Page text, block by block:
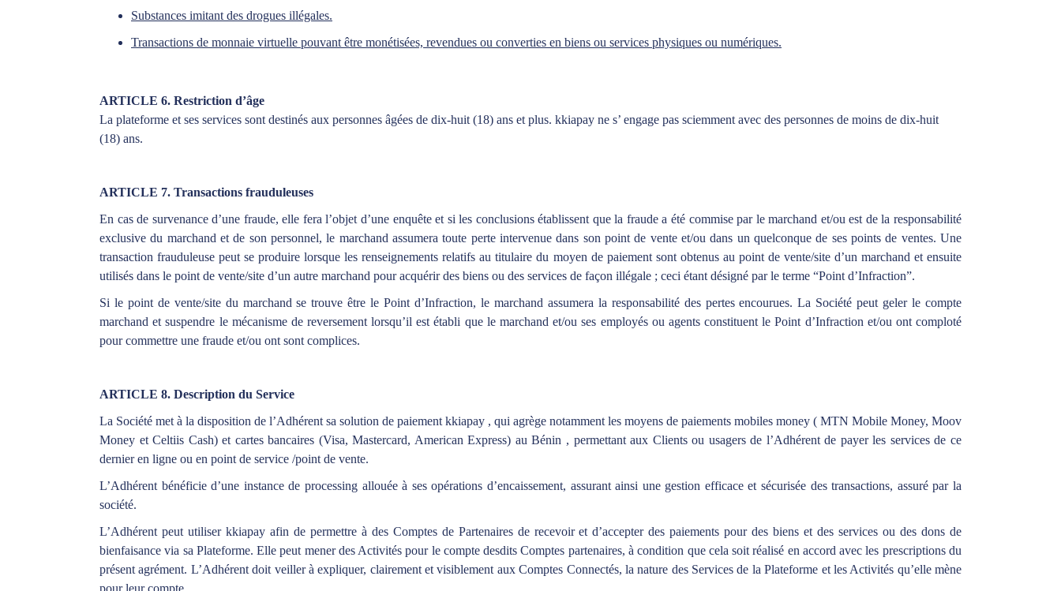
Substances imitant des drogues illégales.
Transactions de monnaie virtuelle pouvant être monétisées, revendues ou converties en biens ou services physiques ou numériques.
ARTICLE 6. Restriction d’âge
La plateforme et ses services sont destinés aux personnes âgées de dix-huit (18) ans et plus. kkiapay ne s’ engage pas sciemment avec des personnes de moins de dix-huit
(18) ans.
ARTICLE 7. Transactions frauduleuses
En cas de survenance d’une fraude, elle fera l’objet d’une enquête et si les conclusions établissent que la fraude a été commise par le marchand et/ou est de la responsabilité
exclusive du marchand et de son personnel, le marchand assumera toute perte intervenue dans son point de vente et/ou dans un quelconque de ses points de ventes. Une
transaction frauduleuse peut se produire lorsque les renseignements relatifs au titulaire du moyen de paiement sont obtenus au point de vente/site d’un marchand et ensuite
utilisés dans le point de vente/site d’un autre marchand pour acquérir des biens ou des services de façon illégale ; ceci étant désigné par le terme “Point d’Infraction”.
Si le point de vente/site du marchand se trouve être le Point d’Infraction, le marchand assumera la responsabilité des pertes encourues. La Société peut geler le compte
marchand et suspendre le mécanisme de reversement lorsqu’il est établi que le marchand et/ou ses employés ou agents constituent le Point d’Infraction et/ou ont comploté
pour commettre une fraude et/ou ont sont complices.
ARTICLE 8. Description du Service
La Société met à la disposition de l’Adhérent sa solution de paiement kkiapay , qui agrège notamment les moyens de paiements mobiles money ( MTN Mobile Money, Moov
Money et Celtiis Cash) et cartes bancaires (Visa, Mastercard, American Express) au Bénin , permettant aux Clients ou usagers de l’Adhérent de payer les services de ce
dernier en ligne ou en point de service /point de vente.
L’Adhérent bénéficie d’une instance de processing allouée à ses opérations d’encaissement, assurant ainsi une gestion efficace et sécurisée des transactions, assuré par la
société.
L’Adhérent peut utiliser kkiapay afin de permettre à des Comptes de Partenaires de recevoir et d’accepter des paiements pour des biens et des services ou des dons de
bienfaisance via sa Plateforme. Elle peut mener des Activités pour le compte desdits Comptes partenaires, à condition que cela soit réalisé en accord avec les prescriptions du
présent agrément. L’Adhérent doit veiller à expliquer, clairement et visiblement aux Comptes Connectés, la nature des Services de la Plateforme et les Activités qu’elle mène
pour leur compte.